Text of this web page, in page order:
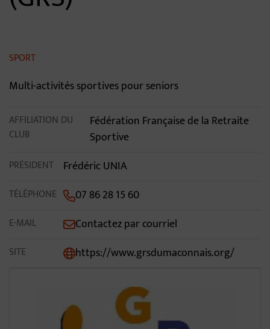
Contenu de la fiche
SPORT
Multi-activités sportives pour seniors
AFFILIATION DU
CLUB
Fédération Française de la Retraite
Sportive
PRÉSIDENT Frédéric UNIA
TÉLÉPHONE 07 86 28 15 60
E-MAIL Contactez par courriel
SITE https://www.grsdumaconnais.org/